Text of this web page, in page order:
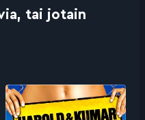
tai jotain